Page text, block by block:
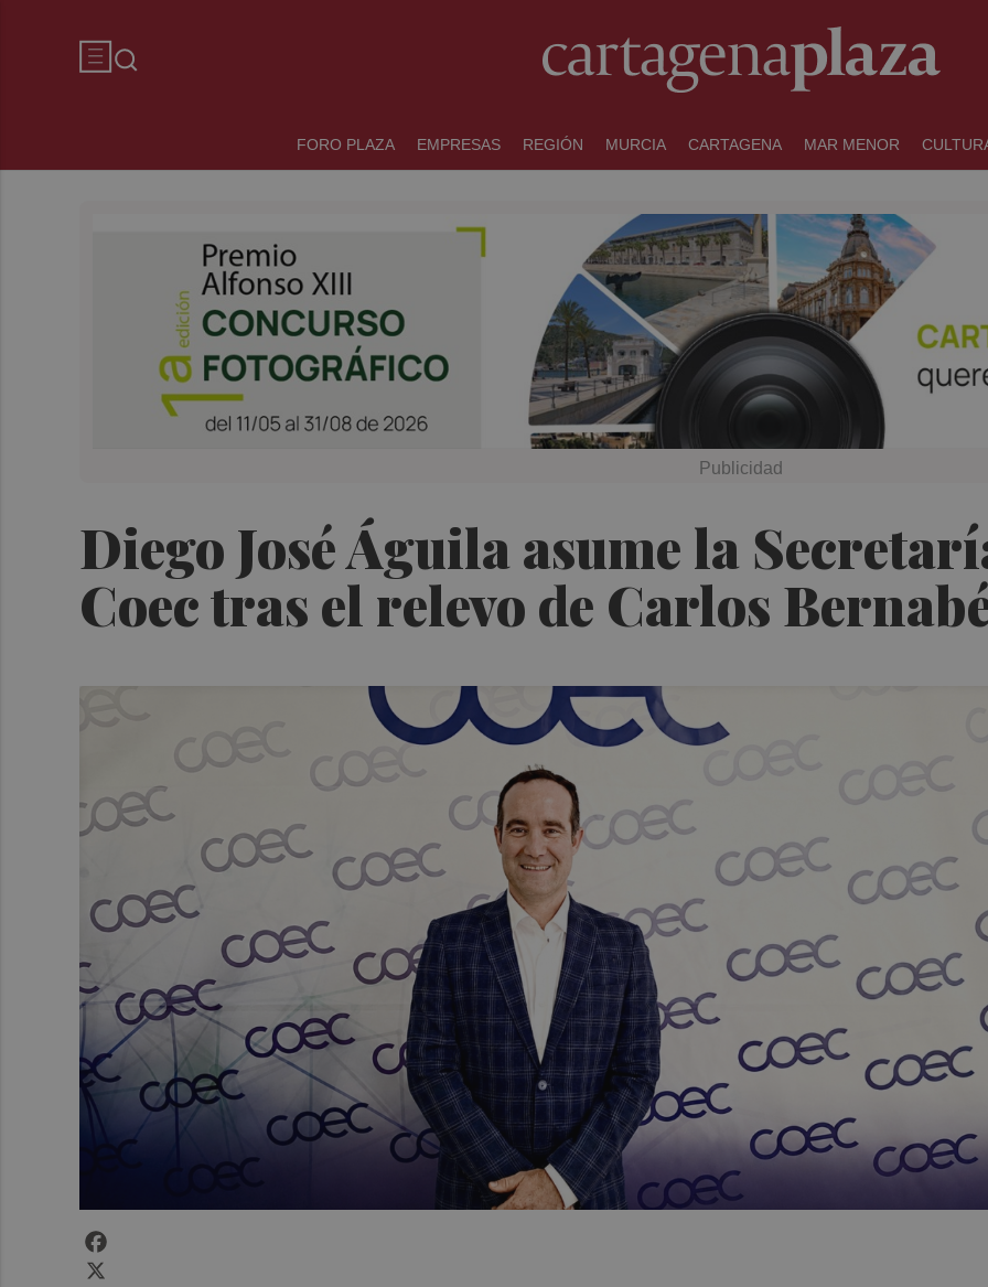
FORO PLAZA EMPRESAS REGIÓN MURCIA CARTAGENA MAR MENOR
Diego José Águila asume la
Coec tras el relevo de Carlos